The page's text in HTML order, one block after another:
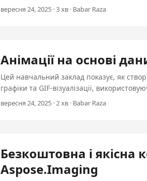
сумісність та ускладнені робочі потоки.
вересня 24, 2025 · 3 хв · Babar Raza
Анімації на основі
Цей навчальний заклад показує, як
графіки та GIF-візуалізації,
панелей та звітів.
вересня 24, 2025 · 2 хв · Babar Raza
Безкоштовна і якісна
Aspose.Imaging